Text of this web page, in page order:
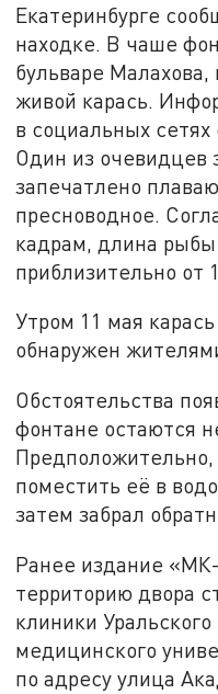
Екатеринбурге
находке. В чаше
бульваре
живой карась.
в социальных
Один из очевидцев
запечатлено
пресноводное.
кадрам, длина рыбы
приблизительно от
Утром 11 мая
обнаружен
Обстоятельства
фонтане остаются
Предположительно,
поместить её в
затем забрал
Ранее издание
территорию двора
клиники Уральского
медицинского
по адресу улица